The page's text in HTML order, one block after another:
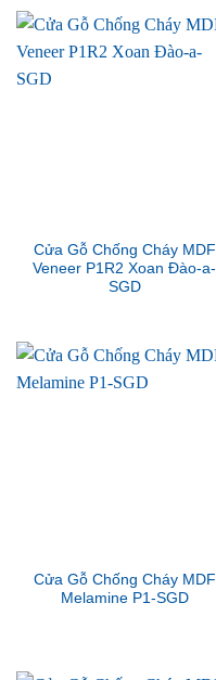
Cửa Gỗ Chống Cháy MDF
Veneer P1R2 Xoan Đào-a-
SGD
Cửa Gỗ Chống Cháy MDF
Melamine P1-SGD